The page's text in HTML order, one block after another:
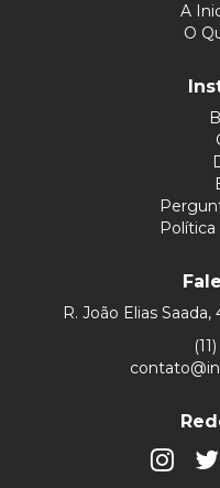
A
O
R. João Elias